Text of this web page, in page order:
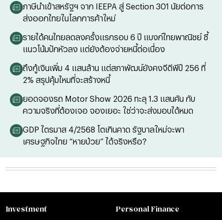
ภาษีนำเข้าสหรัฐฯ จาก IEEPA สู่ Section 301 นัยต่อการ
ส่งออกไทยในโลกการค้าใหม่
รายได้คนไทยลดลงครั้งแรกรอบ 6 ปี แบงก์ไทยพาณิชย์ ชี้
แนวโน้มปักหัวลง แต่ยังต้องจ่ายหนี้ต่อเนื่อง
ถึงกู้เงินเพิ่ม 4 แสนล้าน แต่สภาพัฒน์ยังคงจีดีพีปี 256 ที่
2% สรุปคุ้มไหมที่จะสร้างหนี้
ยอดจองรถ Motor Show 2026 ทะลุ 1.3 แสนคัน กับ
ความจริงที่ต้องเจอ จองเยอะ ใช่ว่าจะส่งมอบได้หมด
GDP ไตรมาส 4/2568 โตเกินคาด รัฐบาลใหม่จะพา
เศรษฐกิจไทย “หายป่วย” ได้จริงหรือ?
Investment Personal Finance